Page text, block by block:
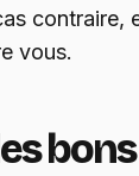
contraire,
vous.